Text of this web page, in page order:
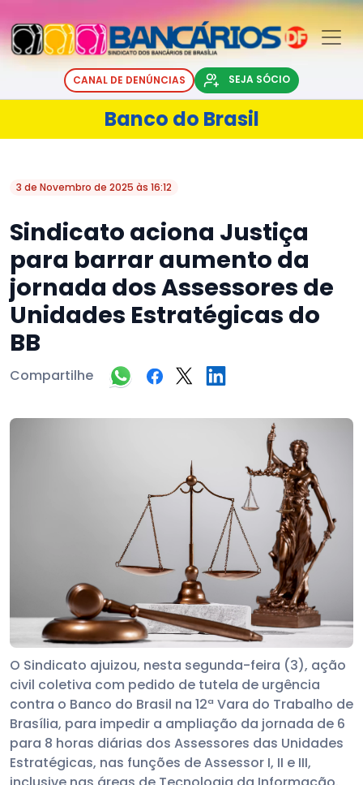
CANAL DE DENÚNCIAS SEJA SÓCIO
Banco do Brasil
3 de Novembro de 2025 às 16:12
Sindicato aciona Justiça
para barrar aumento da
jornada dos Assessores de
Unidades Estratégicas do
BB
Compartilhe
O Sindicato ajuizou, nesta segunda-feira (3), ação
civil coletiva com pedido de tutela de urgência
contra o Banco do Brasil na 12ª Vara do Trabalho de
Brasília, para impedir a ampliação da jornada de 6
para 8 horas diárias dos Assessores das Unidades
Estratégicas, nas funções de Assessor I, II e III,